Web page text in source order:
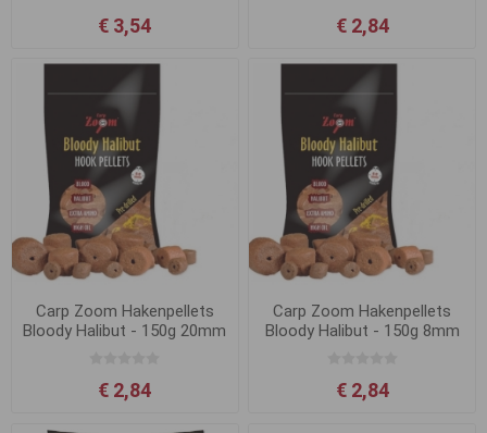
€ 3,54 € 2,84
Carp Zoom Hakenpellets
Bloody Halibut - 150g 20mm
€ 2,84
Carp Zoom Hakenpellets
Bloody Halibut - 150g 8mm
€ 2,84